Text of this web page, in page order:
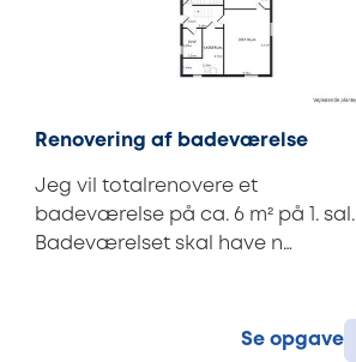
Renovering af badeværelse
Jeg vil totalrenovere et
badeværelse på ca. 6 m² på 1. sal.
Badeværelset skal have n…
Se opgave